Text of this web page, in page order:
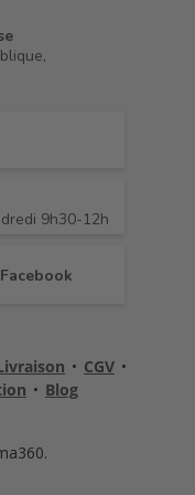
9h30-12h
• CGV •
• Blog